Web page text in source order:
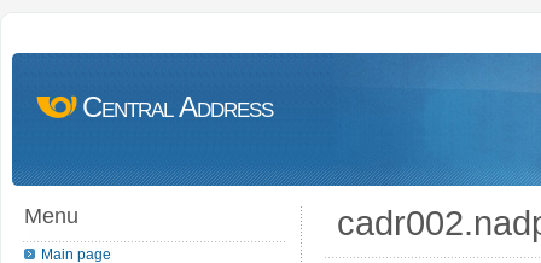
Central Address
Menu
Main page